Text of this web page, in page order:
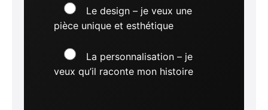
Le design – je veux une
pièce unique et esthétique
La personnalisation – je
veux qu’il raconte mon histoire